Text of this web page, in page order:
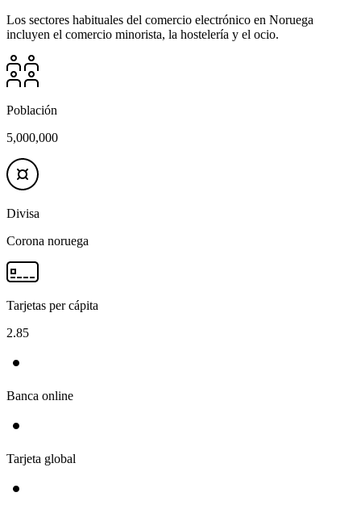
Los sectores habituales del comercio electrónico en Noruega
incluyen el comercio minorista, la hostelería y el ocio.
Población
5,000,000
Divisa
Corona noruega
Tarjetas per cápita
2.85
Banca online
Tarjeta global